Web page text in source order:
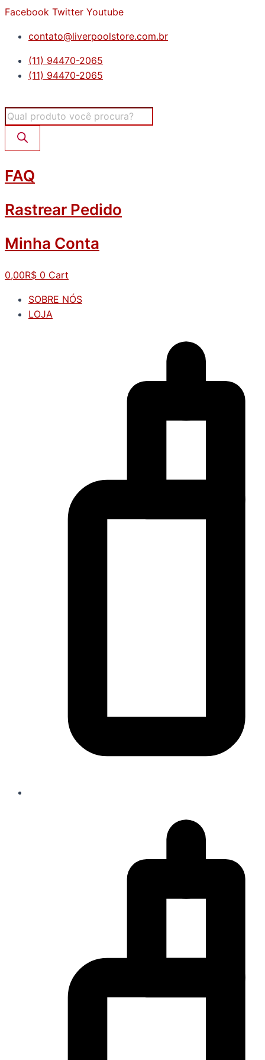
Ir
conteúdo
Facebook Twitter Youtube
contato@liverpoolstore.com.br
(11) 94470-2065
(11) 94470-2065
Pesquisar
produtos
FAQ
Rastrear Pedido
Minha Conta
0,00R$ 0 Cart
SOBRE NÓS
LOJA